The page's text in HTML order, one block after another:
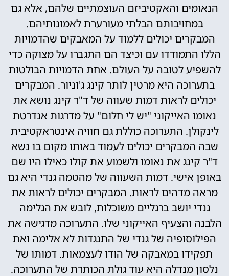
הנאומים והאקטיביזם העוצמתיים שלהם, אלא גם
במחויבותם הבלתי מעורערת לאמונותיהם.
המבקרים יכולים ללמוד על המאבקים שהדמויות
הללו התמודדו עם וכיצד הם התגברו על מצוקה כדי
להשפיע לטובה על העולם. אחת הדמויות הבולטות
בתערוכה היא מרטין לותר קינג ג'וניור. המבקרים
יכולים לראות דמות שעווה של ד"ר קינג נושא את
נאומו האייקוני "יש לי חלום" על מדרגות אנדרטת
לינקולן. התערוכה כוללת גם חוויה אינטראקטיבית
שבה המבקרים יכולים לעמוד באותו מקום בו נשא
ד"ר קינג את נאומו ולשמוע את קולו כאילו היו שם
באופן אישי. דמות השעווה של מהטמה גנדי היא גם
מראה מדהים לראות. המבקרים יכולים לראות את
גנדי יושב ברגליים משוכלות, לובש את הגלימה
הלבנה והצעיף האייקוני שלו. התערוכה מדגישה את
הפילוסופיה של גנדי של התנגדות לא אלימה ואת
תפקידו במאבקה של הודו לעצמאות. דמותו של
נלסון מנדלה היא עוד גולת הכותרת של התערוכה.